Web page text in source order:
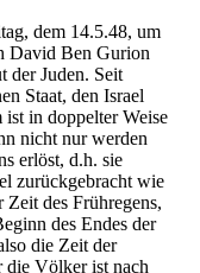
dem 14.5.48, um
David Ben Gurion
der Juden. Seit
Staat, den Israel
in doppelter Weise
nicht nur werden
erlöst, d.h. sie
zurückgebracht wie
des Frühregens,
des Endes der
die Zeit der
die Völker ist nach